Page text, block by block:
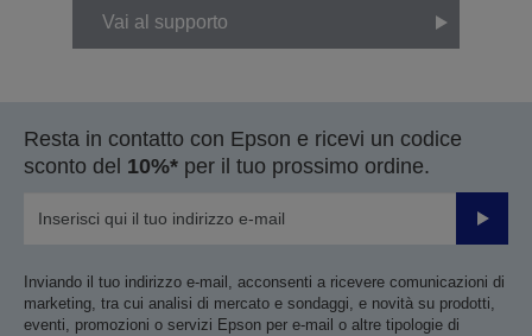
Vai al supporto
Resta in contatto con Epson e ricevi un codice
sconto del 10%* per il tuo prossimo ordine.
Invia
Inviando il tuo indirizzo e-mail, acconsenti a ricevere comunicazioni di
marketing, tra cui analisi di mercato e sondaggi, e novità su prodotti,
eventi, promozioni o servizi Epson per e-mail o altre tipologie di